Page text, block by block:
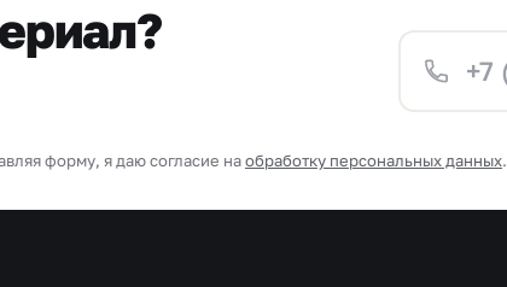
форму, я даю согласие наобработку персональных данных.